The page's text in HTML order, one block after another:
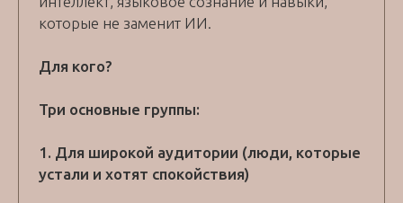
которые не заменит ИИ.
Для кого?
Три основные группы:
1. Для широкой аудитории (люди, которые
устали и хотят спокойствия)